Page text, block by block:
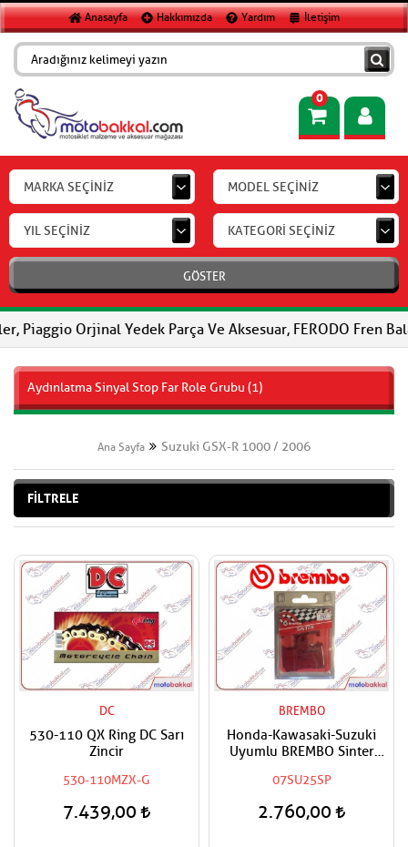
Anasayfa Hakkımızda Yardım İletişim
0
MARKA SEÇİNİZ MODEL SEÇİNİZ
YIL SEÇİNİZ KATEGORİ SEÇİNİZ
GÖSTER
Orjinal Yedek Parça Ve Aksesuar, FERODO Fren
Aydınlatma Sinyal Stop Far Role Grubu (1)
Ana Sayfa Suzuki GSX-R 1000 / 2006
FİLTRELE
DC
530-110 QX Ring DC Sarı
Zincir
530-110MZX-G
7.439,00
BREMBO
Honda-Kawasaki-Suzuki
Uyumlu BREMBO Sinter
07SU25SP
2.760,00